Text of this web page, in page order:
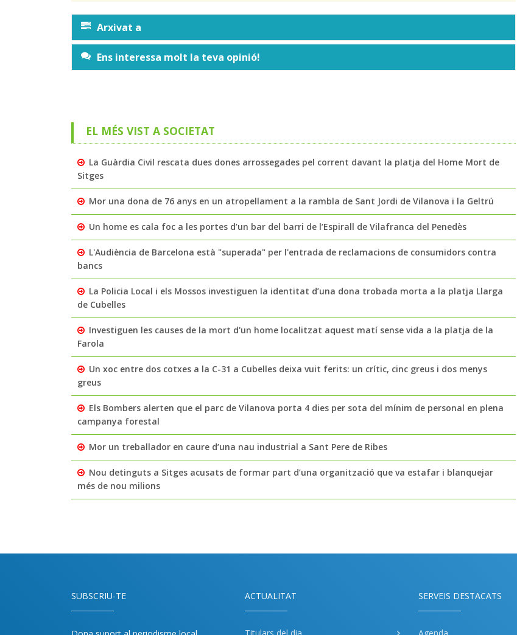
Arxivat a
Ens interessa molt la teva opinió!
EL MÉS VIST A SOCIETAT
La Guàrdia Civil rescata dues dones arrossegades pel corrent davant la platja del Home Mort de
Sitges
Mor una dona de 76 anys en un atropellament a la rambla de Sant Jordi de Vilanova i la Geltrú
Un home es cala foc a les portes d’un bar del barri de l’Espirall de Vilafranca del Penedès
L'Audiència de Barcelona està "superada" per l'entrada de reclamacions de consumidors contra
bancs
La Policia Local i els Mossos investiguen la identitat d’una dona trobada morta a la platja Llarga
de Cubelles
Investiguen les causes de la mort d'un home localitzat aquest matí sense vida a la platja de la
Farola
Un xoc entre dos cotxes a la C-31 a Cubelles deixa vuit ferits: un crític, cinc greus i dos menys
greus
Els Bombers alerten que el parc de Vilanova porta 4 dies per sota del mínim de personal en plena
campanya forestal
Mor un treballador en caure d’una nau industrial a Sant Pere de Ribes
Nou detinguts a Sitges acusats de formar part d’una organització que va estafar i blanquejar
més de nou milions
SUBSCRIU-TE ACTUALITAT SERVEIS DESTACATS